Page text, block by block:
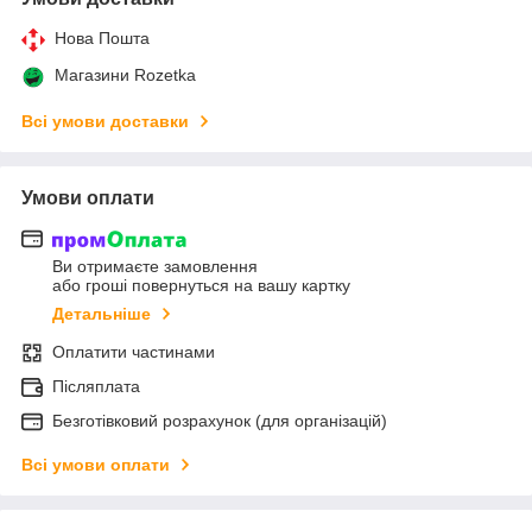
Нова Пошта
Магазини Rozetka
Всі умови доставки
Умови оплати
Ви отримаєте замовлення
або гроші повернуться на вашу картку
Детальніше
Оплатити частинами
Післяплата
Безготівковий розрахунок (для організацій)
Всі умови оплати